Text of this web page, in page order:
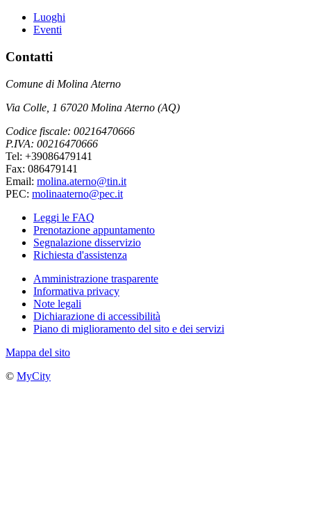
Luoghi
Eventi
Contatti
Comune di Molina Aterno
Via Colle, 1 67020 Molina Aterno (AQ)
Codice fiscale: 00216470666
P.IVA: 00216470666
Tel: +39086479141
Fax: 086479141
Email: molina.aterno@tin.it
PEC: molinaaterno@pec.it
Leggi le FAQ
Prenotazione appuntamento
Segnalazione disservizio
Richiesta d'assistenza
Amministrazione trasparente
Informativa privacy
Note legali
Dichiarazione di accessibilità
Piano di miglioramento del sito e dei servizi
Mappa del sito
© MyCity